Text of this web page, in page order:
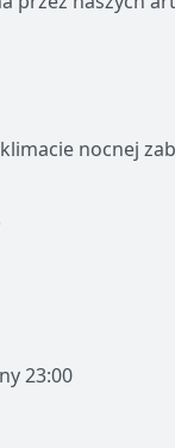
nocnej
23:00